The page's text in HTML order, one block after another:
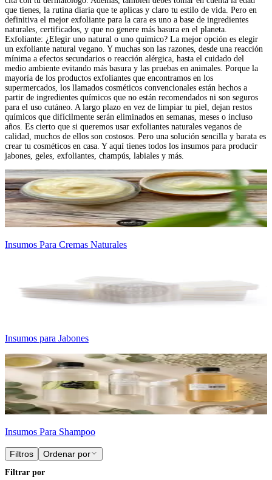
que tienes, la rutina diaria que te aplicas y claro tu estilo de vida. Pero en
definitiva el mejor exfoliante para la cara es uno a base de ingredientes
naturales, certificados, y que no genere más basura en el planeta.
Exfoliante: ¿Elegir uno natural o uno químico? La mejor opción es elegir
un exfoliante natural vegano. Y muchas son las razones, desde una reacción
mínima a efectos secundarios o reacción alérgica, hasta el cuidado del
medio ambiente evitando más basura y las pruebas en animales. Porque la
mayoría de los productos exfoliantes que encontramos en los
supermercados, los llamados cosméticos convencionales están hechos a
partir de ingredientes químicos que no están recomendados ni son seguros
para el uso cutáneo. A largo plazo en vez de limpiar tu piel, dejan restos
químicos que difícilmente serán eliminados en semanas, meses o incluso
años. Es cierto que si queremos usar exfoliantes naturales veganos de
calidad, muchos de ellos son costosos. Pero una solución sencilla y barata es
crear tu cosméticos en casa. Y aquí tienes todos los insumos para producir
jabones, geles, exfoliantes, champús, labiales y más.
Insumos Para Cremas Naturales
Insumos para Jabones
Insumos Para Shampoo
Filtros Ordenar por
Filtrar por